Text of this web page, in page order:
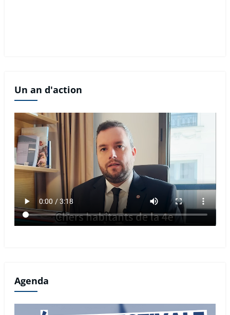
Un an d'action
Agenda